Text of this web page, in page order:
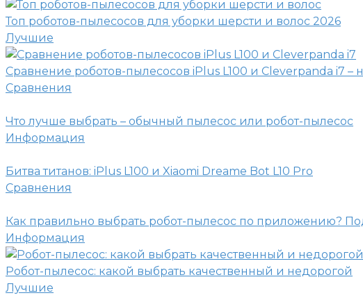
Топ роботов-пылесосов для уборки шерсти и волос 2026
Лучшие
Сравнение роботов-пылесосов iPlus L100 и Cleverpanda i7 –
Сравнения
Что лучше выбрать – обычный пылесос или робот-пылесос
Информация
Битва титанов: iPlus L100 и Xiaomi Dreame Bot L10 Pro
Сравнения
Как правильно выбрать робот-пылесос по приложению?
Информация
Робот-пылесос: какой выбрать качественный и недорогой
Лучшие